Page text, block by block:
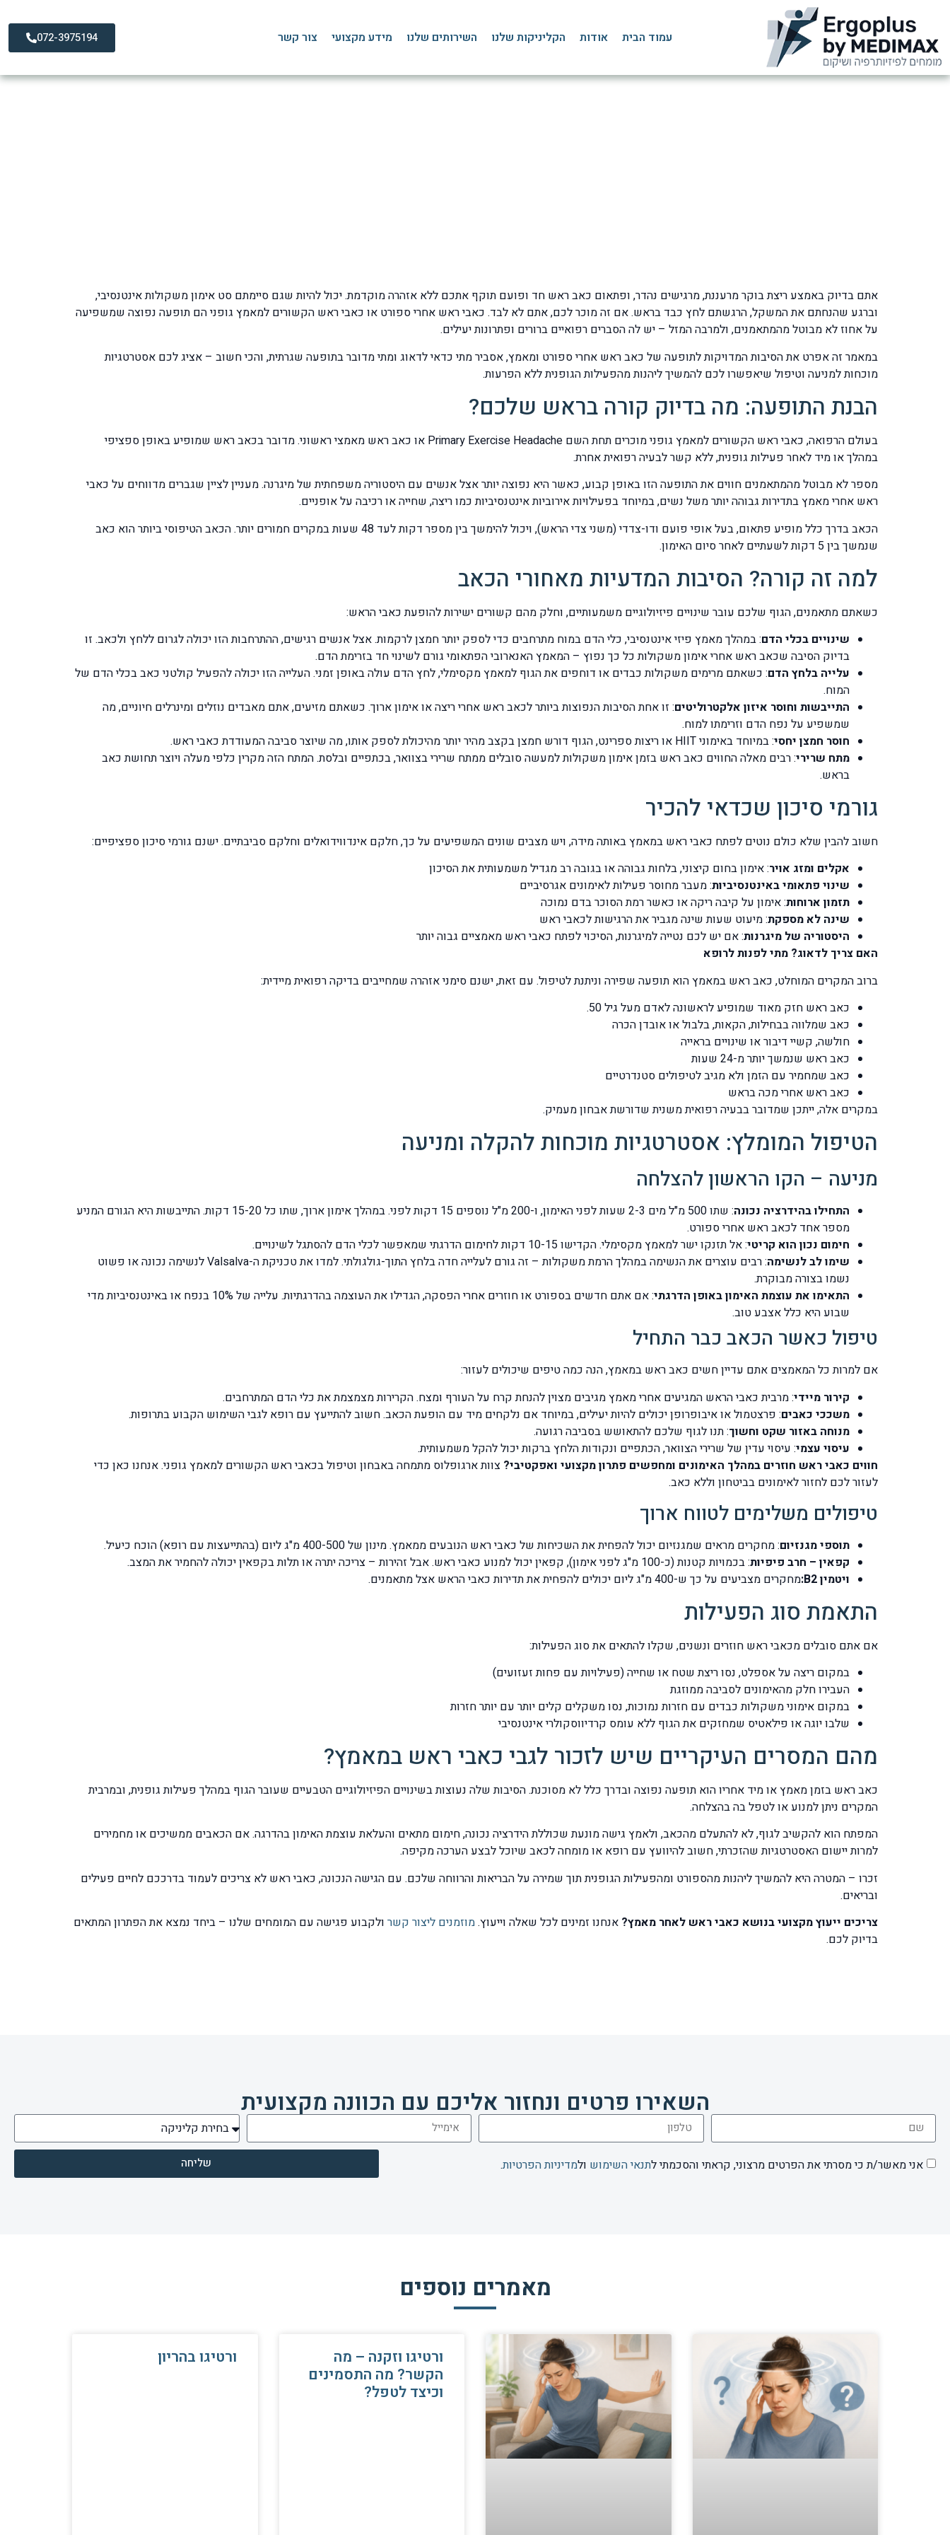
עמוד הבית אודות הקליניקות שלנו השירותים שלנו מידע מקצועי צור קשר 072-3975194
אתם בדיוק באמצע ריצת בוקר מרעננת, מרגישים נהדר, ופתאום כאב ראש חד ופועם תוקף אתכם ללא אזהרה מוקדמת. יכול להיות שגם סיימתם סט אימון משקולות אינטנסיבי,
וברגע שהנחתם את המשקל, הרגשתם לחץ כבד בראש. אם זה מוכר לכם, אתם לא לבד. כאבי ראש אחרי ספורט או כאבי ראש הקשורים למאמץ גופני הם תופעה נפוצה שמשפיעה
על אחוז לא מבוטל מהמתאמנים, ולמרבה המזל – יש לה הסברים רפואיים ברורים ופתרונות יעילים.
במאמר זה אפרט את הסיבות המדויקות לתופעה של כאב ראש אחרי ספורט ומאמץ, אסביר מתי כדאי לדאוג ומתי מדובר בתופעה שגרתית, והכי חשוב – אציג לכם אסטרטגיות
מוכחות למניעה וטיפול שיאפשרו לכם להמשיך ליהנות מהפעילות הגופנית ללא הפרעות.
הבנת התופעה: מה בדיוק קורה בראש שלכם?
בעולם הרפואה, כאבי ראש הקשורים למאמץ גופני מוכרים תחת השם Primary Exercise Headache או כאב ראש מאמצי ראשוני. מדובר בכאב ראש שמופיע באופן ספציפי
במהלך או מיד לאחר פעילות גופנית, ללא קשר לבעיה רפואית אחרת.
מספר לא מבוטל מהמתאמנים חווים את התופעה הזו באופן קבוע, כאשר היא נפוצה יותר אצל אנשים עם היסטוריה משפחתית של מיגרנה. מעניין לציין שגברים מדווחים על כאבי
ראש אחרי מאמץ בתדירות גבוהה יותר משל נשים, במיוחד בפעילויות אירוביות אינטנסיביות כמו ריצה, שחייה או רכיבה על אופניים.
הכאב בדרך כלל מופיע פתאום, בעל אופי פועם ודו-צדדי (משני צדי הראש), ויכול להימשך בין מספר דקות לעד 48 שעות במקרים חמורים יותר. הכאב הטיפוסי ביותר הוא כאב
שנמשך בין 5 דקות לשעתיים לאחר סיום האימון.
למה זה קורה? הסיבות המדעיות מאחורי הכאב
כשאתם מתאמנים, הגוף שלכם עובר שינויים פיזיולוגיים משמעותיים, וחלק מהם קשורים ישירות להופעת כאבי הראש:
שינויים בכלי הדם: במהלך מאמץ פיזי אינטנסיבי, כלי הדם במוח מתרחבים כדי לספק יותר חמצן לרקמות. אצל אנשים רגישים, ההתרחבות הזו יכולה לגרום ללחץ ולכאב. זו
בדיוק הסיבה שכאב ראש אחרי אימון משקולות כל כך נפוץ – המאמץ האנארובי הפתאומי גורם לשינוי חד בזרימת הדם.
עלייה בלחץ הדם: כשאתם מרימים משקולות כבדים או דוחפים את הגוף למאמץ מקסימלי, לחץ הדם עולה באופן זמני. העלייה הזו יכולה להפעיל קולטני כאב בכלי הדם של
המוח.
התייבשות וחוסר איזון אלקטרוליטים: זו אחת הסיבות הנפוצות ביותר לכאב ראש אחרי ריצה או אימון ארוך. כשאתם מזיעים, אתם מאבדים נוזלים ומינרלים חיוניים, מה
שמשפיע על נפח הדם וזרימתו למוח.
חוסר חמצן יחסי: במיוחד באימוני HIIT או ריצות ספרינט, הגוף דורש חמצן בקצב מהיר יותר מהיכולת לספק אותו, מה שיוצר סביבה המעודדת כאבי ראש.
מתח שרירי: רבים מאלה החווים כאב ראש בזמן אימון משקולות למעשה סובלים ממתח שרירי בצוואר, בכתפיים ובלסת. המתח הזה מקרין כלפי מעלה ויוצר תחושת כאב
בראש.
גורמי סיכון שכדאי להכיר
חשוב להבין שלא כולם נוטים לפתח כאבי ראש במאמץ באותה מידה, ויש מצבים שונים המשפיעים על כך, חלקם אינדווידואלים וחלקם סביבתיים. ישנם גורמי סיכון ספציפיים:
אקלים ומזג אויר: אימון בחום קיצוני, בלחות גבוהה או בגובה רב מגדיל משמעותית את הסיכון
שינוי פתאומי באינטנסיביות: מעבר מחוסר פעילות לאימונים אגרסיביים
תזמון ארוחות: אימון על קיבה ריקה או כאשר רמת הסוכר בדם נמוכה
שינה לא מספקת: מיעוט שעות שינה מגביר את הרגישות לכאבי ראש
היסטוריה של מיגרנות: אם יש לכם נטייה למיגרנות, הסיכוי לפתח כאבי ראש מאמציים גבוה יותר
האם צריך לדאוג? מתי לפנות לרופא
ברוב המקרים המוחלט, כאב ראש במאמץ הוא תופעה שפירה וניתנת לטיפול. עם זאת, ישנם סימני אזהרה שמחייבים בדיקה רפואית מיידית:
כאב ראש חזק מאוד שמופיע לראשונה לאדם מעל גיל 50.
כאב שמלווה בבחילות, הקאות, בלבול או אובדן הכרה
חולשה, קשיי דיבור או שינויים בראייה
כאב ראש שנמשך יותר מ-24 שעות
כאב שמחמיר עם הזמן ולא מגיב לטיפולים סטנדרטיים
כאב ראש אחרי מכה בראש
במקרים אלה, ייתכן שמדובר בבעיה רפואית משנית שדורשת אבחון מעמיק.
הטיפול המומלץ: אסטרטגיות מוכחות להקלה ומניעה
מניעה – הקו הראשון להצלחה
התחילו בהידרציה נכונה
: שתו 500 מ"ל מים 2-3 שעות לפני האימון, ו-200 מ"ל נוספים 15 דקות לפני. במהלך אימון ארוך, שתו כל 15-20 דקות. התייבשות היא הגורם המניע
מספר אחד לכאב ראש אחרי ספורט.
חימום נכון הוא קריטי: אל תזנקו ישר למאמץ מקסימלי. הקדישו 10-15 דקות לחימום הדרגתי שמאפשר לכלי הדם להסתגל לשינויים.
שימו לב לנשימה
: רבים עוצרים את הנשימה במהלך הרמת משקולות – זה גורם לעלייה חדה בלחץ התוך-גולגולתי. למדו את טכניקת ה-Valsalva לנשימה נכונה או פשוט
נשמו בצורה מבוקרת.
התאימו את עוצמת האימון באופן הדרגתי
: אם אתם חדשים בספורט או חוזרים אחרי הפסקה, הגדילו את העוצמה בהדרגתיות. עלייה של 10% בנפח או באינטנסיביות מדי
שבוע היא כלל אצבע טוב.
טיפול כאשר הכאב כבר התחיל
אם למרות כל המאמצים אתם עדיין חשים כאב ראש במאמץ, הנה כמה טיפים שיכולים לעזור:
קירור מיידי: מרבית כאבי הראש המגיעים אחרי מאמץ מגיבים מצוין להנחת קרח על העורף ומצח. הקרירות מצמצמת את כלי הדם המתרחבים.
משככי כאבים: פרצטמול או איבופרופן יכולים להיות יעילים, במיוחד אם נלקחים מיד עם הופעת הכאב. חשוב להתייעץ עם רופא לגבי השימוש הקבוע בתרופות.
מנוחה באזור שקט וחשוך: תנו לגוף שלכם להתאושש בסביבה רגועה.
עיסוי עצמי: עיסוי עדין של שרירי הצוואר, הכתפיים ונקודות הלחץ ברקות יכול להקל משמעותית.
חווים כאבי ראש חוזרים במהלך האימונים ומחפשים פתרון מקצועי ואפקטיבי? צוות ארגופלוס מתמחה באבחון וטיפול בכאבי ראש הקשורים למאמץ גופני. אנחנו כאן כדי
לעזור לכם לחזור לאימונים בביטחון וללא כאב.
טיפולים משלימים לטווח ארוך
תוספי מגנזיום: מחקרים מראים שמגנזיום יכול להפחית את השכיחות של כאבי ראש הנובעים ממאמץ. מינון של 400-500 מ"ג ליום (בהתייעצות עם רופא) הוכח כיעיל.
קפאין – חרב פיפיות: בכמויות קטנות (כ-100 מ"ג לפני אימון), קפאין יכול למנוע כאבי ראש. אבל זהירות – צריכה יתרה או תלות בקפאין יכולה להחמיר את המצב.
ויטמין B2:
מחקרים מצביעים על כך ש-400 מ"ג ליום יכולים להפחית את תדירות כאבי הראש אצל מתאמנים.
התאמת סוג הפעילות
אם אתם סובלים מכאבי ראש חוזרים ונשנים, שקלו להתאים את סוג הפעילות:
במקום ריצה על אספלט, נסו ריצת שטח או שחייה (פעילויות עם פחות זעזועים)
העבירו חלק מהאימונים לסביבה ממוזגת
במקום אימוני משקולות כבדים עם חזרות נמוכות, נסו משקלים קלים יותר עם יותר חזרות
שלבו יוגה או פילאטיס שמחזקים את הגוף ללא עומס קרדיווסקולרי אינטנסיבי
מהם המסרים העיקריים שיש לזכור לגבי כאבי ראש במאמץ?
כאב ראש בזמן מאמץ או מיד אחריו הוא תופעה נפוצה ובדרך כלל לא מסוכנת. הסיבות שלה נעוצות בשינויים הפיזיולוגיים הטבעיים שעובר הגוף במהלך פעילות גופנית, ובמרבית
המקרים ניתן למנוע או לטפל בה בהצלחה.
המפתח הוא להקשיב לגוף, לא להתעלם מהכאב, ולאמץ גישה מונעת שכוללת הידרציה נכונה, חימום מתאים והעלאת עוצמת האימון בהדרגה. אם הכאבים ממשיכים או מחמירים
למרות יישום האסטרטגיות שהזכרתי, חשוב להיוועץ עם רופא או מומחה לכאב שיוכל לבצע הערכה מקיפה.
זכרו – המטרה היא להמשיך ליהנות מהספורט ומהפעילות הגופנית תוך שמירה על הבריאות והרווחה שלכם. עם הגישה הנכונה, כאבי ראש לא צריכים לעמוד בדרככם לחיים פעילים
ובריאים.
צריכים ייעוץ מקצועי בנושא כאבי ראש לאחר מאמץ? אנחנו זמינים לכל שאלה וייעוץ.מוזמנים ליצור קשר ולקבוע פגישה עם המומחים שלנו – ביחד נמצא את הפתרון המתאים
בדיוק לכם.
השאירו פרטים ונחזור אליכם עם הכוונה מקצועית
אני מאשר/ת כי מסרתי את הפרטים מרצוני, קראתי והסכמתי לתנאי השימוש ולמדיניות הפרטיות. שליחה
מאמרים נוספים
ורטיגו וזקנה – מה
הקשר? מה התסמינים
וכיצד לטפל?
ורטיגו בהריון